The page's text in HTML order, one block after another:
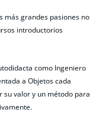
más grandes pasiones no
introductorios
como Ingeniero
a Objetos cada
valor y un método para